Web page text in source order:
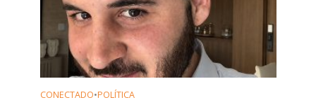
CONECTADO•POLÍTICA